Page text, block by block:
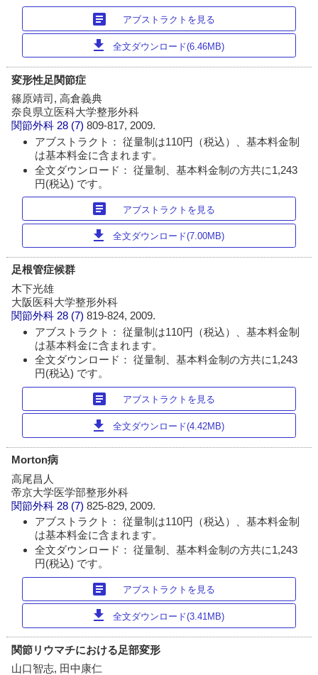
article アブストラクトを見る
download 全文ダウンロード(6.46MB)
変形性足関節症
篠原靖司, 高倉義典
奈良県立医科大学整形外科
関節外科 28 (7)809-817, 2009.
アブストラクト： 従量制は110円（税込）、基本料金制
は基本料金に含まれます。
全文ダウンロード： 従量制、基本料金制の方共に1,243
円(税込) です。
article アブストラクトを見る
download 全文ダウンロード(7.00MB)
足根管症候群
木下光雄
大阪医科大学整形外科
関節外科 28 (7)819-824, 2009.
アブストラクト： 従量制は110円（税込）、基本料金制
は基本料金に含まれます。
全文ダウンロード： 従量制、基本料金制の方共に1,243
円(税込) です。
article アブストラクトを見る
download 全文ダウンロード(4.42MB)
Morton病
高尾昌人
帝京大学医学部整形外科
関節外科 28 (7)825-829, 2009.
アブストラクト： 従量制は110円（税込）、基本料金制
は基本料金に含まれます。
全文ダウンロード： 従量制、基本料金制の方共に1,243
円(税込) です。
article アブストラクトを見る
download 全文ダウンロード(3.41MB)
関節リウマチにおける足部変形
山口智志, 田中康仁